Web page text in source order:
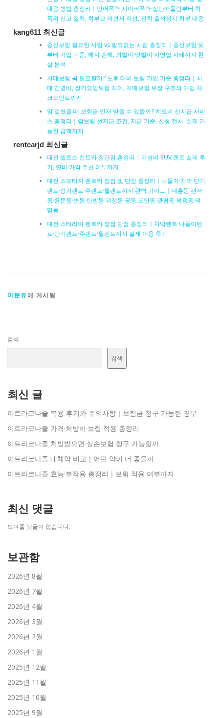
대응 방법 총정리｜언어폭력·사이버폭력·집단따돌림부터 학
폭위 신고 절차, 학부모 의견서 작성, 전학·출석정지 처분 대응
kang611 최신글
종신보험 필요한 사람 vs 필요없는 사람 총정리｜종신보험 뜻
부터 가입 기준, 해지 손해, 외벌이·맞벌이·자영업 사례까지 현
실 분석
치매보험 꼭 필요할까? 노후 대비 보험 가입 기준 총정리｜치
매 간병비, 장기요양보험 차이, 치매보험 보장 구조와 가입 체
크포인트까지
암 걸렸을 때 보험금 먼저 받을 수 있을까? 치료비 선지급 서비
스 총정리｜암보험 선지급 조건, 지급 기준, 신청 절차, 실제 가
능한 금액까지
rentcarjd 최신글
대전 셀토스 렌트카 장단점 총정리 | 가성비 SUV 렌트 실제 후
기, 연비·가격·추천 여부까지
대전 스포티지 렌트카 장점 및 단점 총정리｜나들이·차박·단기
렌트·장기렌트·주렌트·월렌트까지 완벽 가이드｜대흥동·관저
동·용문동·변동·탄방동·괴정동·궁동·도안동·관평동·복용동·덕
명동
대전 스타리아 렌트카 장점 단점 총정리｜차박렌트·나들이렌
트·단기렌트·주렌트·월렌트까지 실제 이용 후기
미분류에 게시됨
검색
검색
최신 글
이트라코나졸 복용 후기와 주의사항｜보험금 청구 가능한 경우
이트라코나졸 가격·처방비·보험 적용 총정리
이트라코나졸 처방받으면 실손보험 청구 가능할까
이트라코나졸 대체약 비교｜어떤 약이 더 좋을까
이트라코나졸 효능·부작용 총정리｜보험 적용 여부까지
최신 댓글
보여줄 댓글이 없습니다.
보관함
2026년 8월
2026년 7월
2026년 4월
2026년 3월
2026년 2월
2026년 1월
2025년 12월
2025년 11월
2025년 10월
2025년 9월